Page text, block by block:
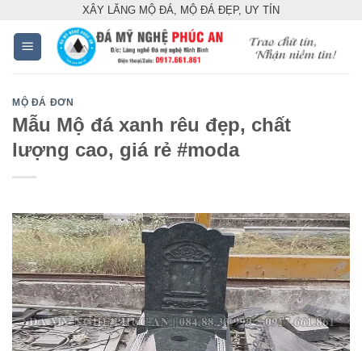
content
XÂY LĂNG MỘ ĐÁ, MỘ ĐÁ ĐẸP, UY TÍN
MỘ ĐÁ ĐƠN
Mẫu Mộ đá xanh rêu đẹp, chất
lượng cao, giá rẻ #moda